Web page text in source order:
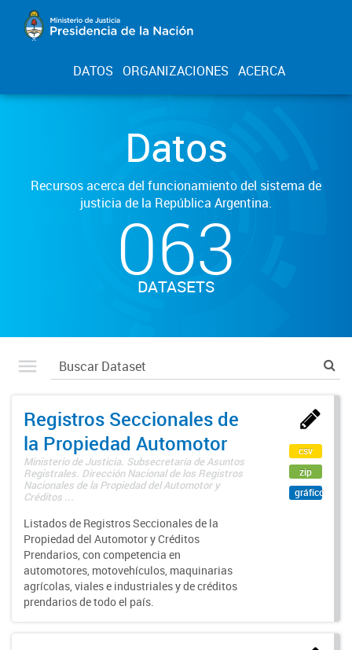
DATOS ORGANIZACIONES ACERCA
Datos
Recursos acerca del funcionamiento del sistema de
justicia de la República Argentina.
063
DATASETS
Registros Seccionales de
la Propiedad Automotor
Ministerio de Justicia. Subsecretaría de Asuntos
Registrales. Dirección Nacional de los Registros
Nacionales de la Propiedad del Automotor y
Créditos ...
Listados de Registros Seccionales de la
Propiedad del Automotor y Créditos
Prendarios, con competencia en
automotores, motovehículos, maquinarias
agrícolas, viales e industriales y de créditos
prendarios de todo el país.
csv
zip
gráfico